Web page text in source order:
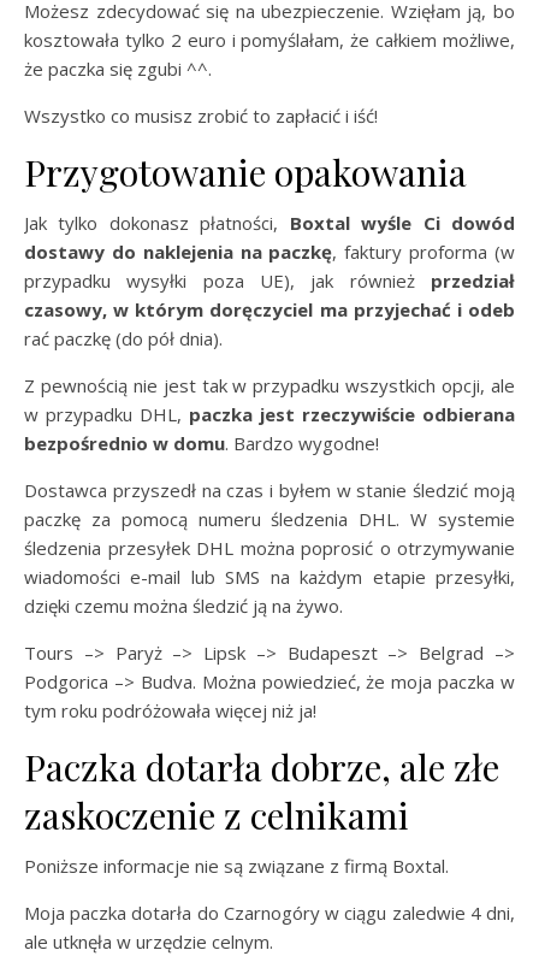
Możesz zdecydować się na ubezpieczenie. Wzięłam ją, bo
kosztowała tylko 2 euro i pomyślałam, że całkiem możliwe,
że paczka się zgubi ^^.
Wszystko co musisz zrobić to zapłacić i iść!
Przygotowanie opakowania
Jak tylko dokonasz płatności, Boxtal wyśle Ci dowód
dostawy do naklejenia na paczkę, faktury proforma (w
przypadku wysyłki poza UE), jak również przedział
czasowy, w którym doręczyciel ma przyjechać i odeb
rać paczkę (do pół dnia).
Z pewnością nie jest tak w przypadku wszystkich opcji, ale
w przypadku DHL, paczka jest rzeczywiście odbierana
bezpośrednio w domu. Bardzo wygodne!
Dostawca przyszedł na czas i byłem w stanie śledzić moją
paczkę za pomocą numeru śledzenia DHL. W systemie
śledzenia przesyłek DHL można poprosić o otrzymywanie
wiadomości e-mail lub SMS na każdym etapie przesyłki,
dzięki czemu można śledzić ją na żywo.
Tours –> Paryż –> Lipsk –> Budapeszt –> Belgrad –>
Podgorica –> Budva. Można powiedzieć, że moja paczka w
tym roku podróżowała więcej niż ja!
Paczka dotarła dobrze, ale złe
zaskoczenie z celnikami
Poniższe informacje nie są związane z firmą Boxtal.
Moja paczka dotarła do Czarnogóry w ciągu zaledwie 4 dni,
ale utknęła w urzędzie celnym.